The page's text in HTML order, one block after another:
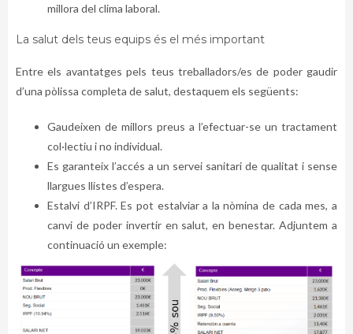
millora del clima laboral.
La salut dels teus equips és el més important
Entre els avantatges pels teus treballadors/es de poder gaudir
d’una pòlissa completa de salut, destaquem els següents:
Gaudeixen de millors preus a l’efectuar-se un tractament
col·lectiu i no individual.
Es garanteix l’accés a un servei sanitari de qualitat i sense
llargues llistes d’espera.
Estalvi d’IRPF. Es pot estalviar a la nòmina de cada mes, a
canvi de poder invertir en salut, en benestar. Adjuntem a
continuació un exemple: